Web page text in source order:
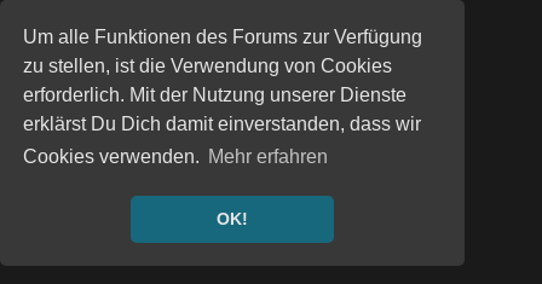
Um alle Funktionen des Forums zur Verfügung
zu stellen, ist die Verwendung von Cookies
erforderlich. Mit der Nutzung unserer Dienste
erklärst Du Dich damit einverstanden, dass wir
Cookies verwenden. Mehr erfahren
OK!